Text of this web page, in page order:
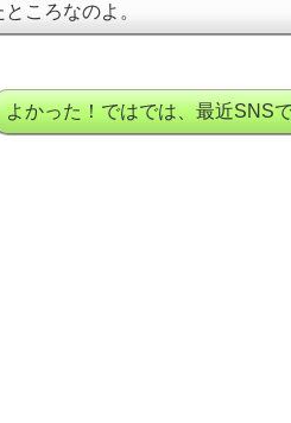
ころなのよ。
よかった！ではでは、最近SNS